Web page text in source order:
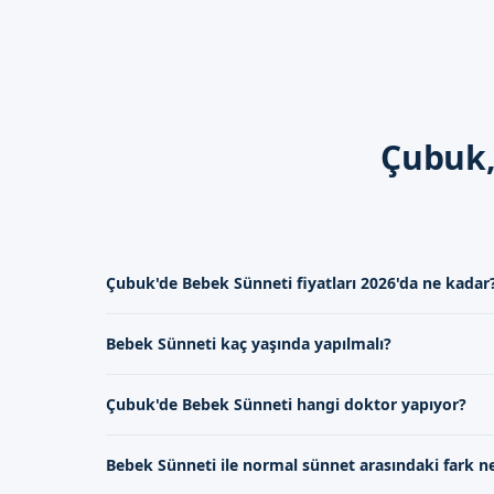
Bebek sünneti sonrası
hemen uzman doktorumuza
Sünnetçim olarak, Ankara
Çubuk'de Bebek Sünneti fiyatları 2026'da ne
uygulanan tekniklere göre değişiklik göstermektedir.
Bebek Sünneti kaç yaşında yapılmalı?
Çubuk'de Bebek Sünneti hangi doktor yapıyor?
Bebek Sünneti ile normal sünnet arasındaki fark